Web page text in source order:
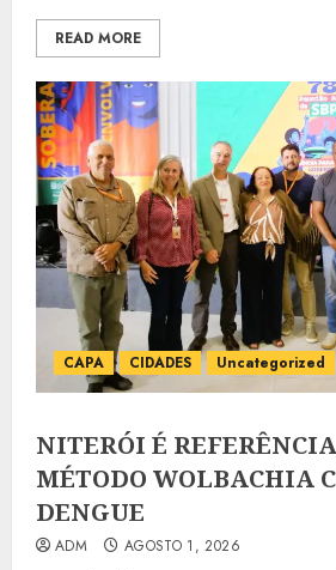
READ MORE
CAPA CIDADES Uncategorized
NITERÓI É
MÉTODO WOLBACHIA
DENGUE
ADM AGOSTO 1, 2026